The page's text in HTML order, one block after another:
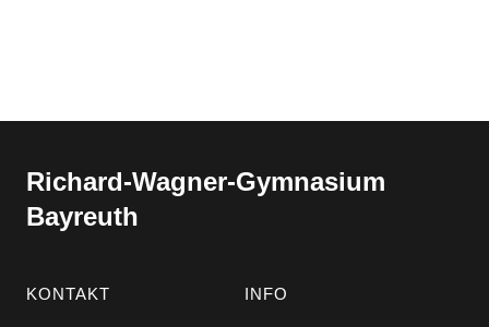
Richard-​​Wagner-​​Gymnasium
Bayreuth
KONTAKT INFO